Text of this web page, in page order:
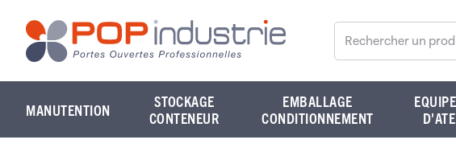
MANUTENTION
STOCKAGE
CONTENEUR
EMBALLAGE
CONDITIONNEMENT